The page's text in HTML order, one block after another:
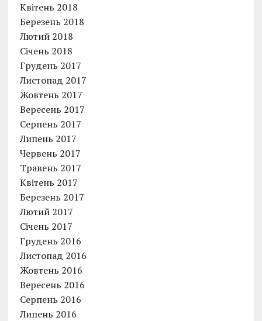
Квітень 2018
Березень 2018
Лютий 2018
Січень 2018
Грудень 2017
Листопад 2017
Жовтень 2017
Вересень 2017
Серпень 2017
Липень 2017
Червень 2017
Травень 2017
Квітень 2017
Березень 2017
Лютий 2017
Січень 2017
Грудень 2016
Листопад 2016
Жовтень 2016
Вересень 2016
Серпень 2016
Липень 2016